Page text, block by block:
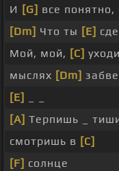
И [G] все понятно,
[Dm] Что ты [E]
Мой, мой, [C]
мыслях [Dm]
[E]
[A] Терпишь _
смотришь в [C]
[F] солнце